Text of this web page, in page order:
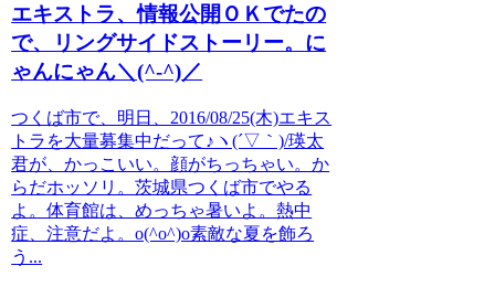
エキストラ、情報公開ＯＫでたの
で、リングサイドストーリー。に
ゃんにゃん＼(^-^)／
つくば市で、明日、2016/08/25(木)エキス
トラを大量募集中だって♪ヽ(´▽｀)/瑛太
君が、かっこいい。顔がちっちゃい。か
らだホッソリ。茨城県つくば市でやる
よ。体育館は、めっちゃ暑いよ。熱中
症、注意だよ。o(^o^)o素敵な夏を飾ろ
う...